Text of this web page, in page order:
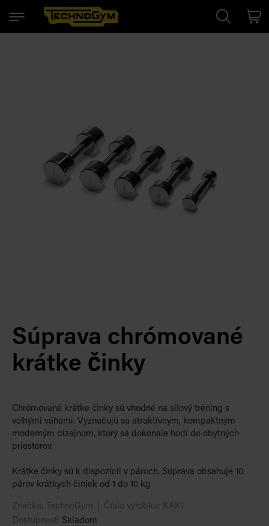
Cart
Súprava chrómované
krátke činky
Chrómované krátke činky sú vhodné na silový tréning s
voľnými váhami. Vyznačujú sa atraktívnym, kompaktným
moderným dizajnom, ktorý sa dokonale hodí do obytných
priestorov.
Krátke činky sú k dispozícii v pároch. Súprava obsahuje 10
párov krátkych činiek od 1 do 10 kg
Značka: TechnoGym Číslo výrobku:
KAK1
Dostupnosť: Skladom